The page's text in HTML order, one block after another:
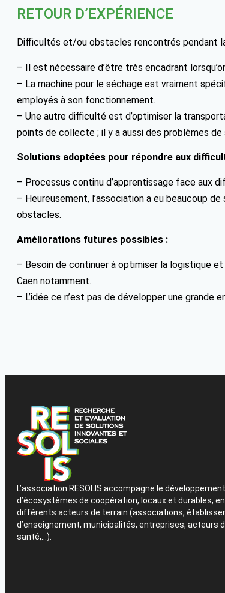
RETOUR D’EXPÉRIENCE
Difficultés et/ou obstacles rencontrés pendant
– Il est nécessaire d’être très encadrant
– La machine pour le séchage est vraiment
employés à son fonctionnement.
– Une autre difficulté est d’optimiser la
points de collecte ; il y a aussi des problèmes de
Solutions adoptées pour répondre aux
– Processus continu d’apprentissage face aux
– Heureusement, l’association a eu beaucoup
obstacles.
Améliorations futures possibles :
– Besoin de continuer à optimiser la logistique
Caen notamment.
– L’idée ce n’est pas de développer une
L’association RESOLIS accompagne le développement
d’écosystèmes de coopération, locaux et durables,
différents acteurs de terrain (associations,
d’enseignement, municipalités, entreprises, acteurs
santé,…).